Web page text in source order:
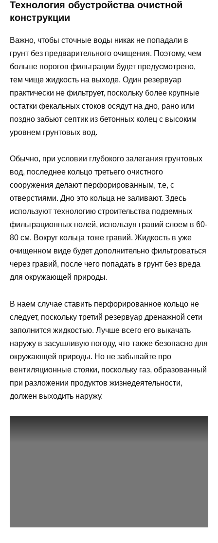
Технология обустройства очистной
конструкции
Важно, чтобы сточные воды никак не попадали в
грунт без предварительного очищения. Поэтому, чем
больше порогов фильтрации будет предусмотрено,
тем чище жидкость на выходе. Один резервуар
практически не фильтрует, поскольку более крупные
остатки фекальных стоков осядут на дно, рано или
поздно забьют септик из бетонных колец с высоким
уровнем грунтовых вод.
Обычно, при условии глубокого залегания грунтовых
вод, последнее кольцо третьего очистного
сооружения делают перфорированным, т.е, с
отверстиями. Дно это кольца не заливают. Здесь
используют технологию строительства подземных
фильтрационных полей, используя гравий слоем в 60-
80 см. Вокруг кольца тоже гравий. Жидкость в уже
очищенном виде будет дополнительно фильтроваться
через гравий, после чего попадать в грунт без вреда
для окружающей природы.
В наем случае ставить перфорированное кольцо не
следует, поскольку третий резервуар дренажной сети
заполнится жидкостью. Лучше всего его выкачать
наружу в засушливую погоду, что также безопасно для
окружающей природы. Но не забывайте про
вентиляционные стояки, поскольку газ, образованный
при разложении продуктов жизнедеятельности,
должен выходить наружу.